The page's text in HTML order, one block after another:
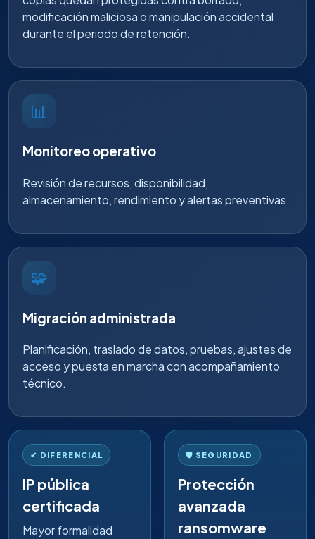
modificación maliciosa o manipulación accidental
durante el periodo de retención.
📊
Monitoreo operativo
Revisión de recursos, disponibilidad,
almacenamiento, rendimiento y alertas preventivas.
🧩
Migración administrada
Planificación, traslado de datos, pruebas, ajustes de
acceso y puesta en marcha con acompañamiento
técnico.
✔ DIFERENCIAL
IP pública
certificada
Mayor formalidad
🛡️ SEGURIDAD
Protección
avanzada
ransomware